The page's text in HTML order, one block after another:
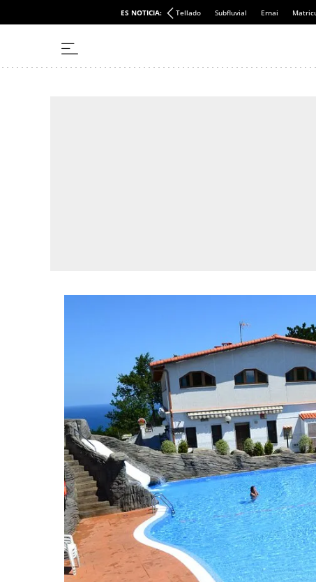
ES NOTICIA: Tellado Subfluvial Ernai